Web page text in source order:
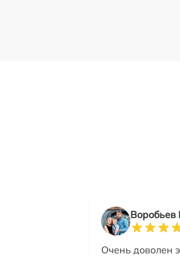
Воробьев
Очень доволен